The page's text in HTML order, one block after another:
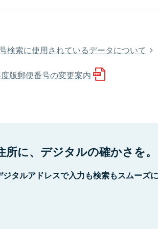
検索に使用されているデータについて
版郵便番号の変更案内
所に、デジタルの確かさを。
ジタルアドレスで入力も検索もスムーズ